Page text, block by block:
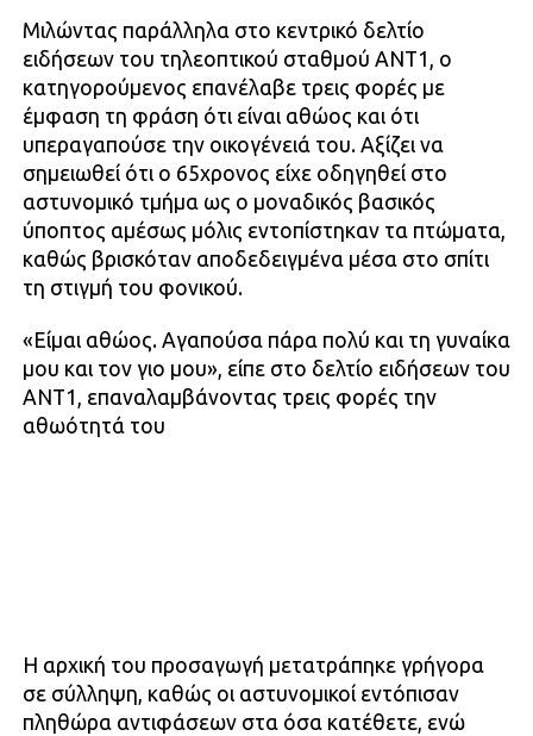
Μιλώντας παράλληλα στο κεντρικό δελτίο
ειδήσεων του τηλεοπτικού σταθμού ΑΝΤ1, ο
κατηγορούμενος επανέλαβε τρεις φορές με
έμφαση τη φράση ότι είναι αθώος και ότι
υπεραγαπούσε την οικογένειά του. Αξίζει να
σημειωθεί ότι ο 65χρονος είχε οδηγηθεί στο
αστυνομικό τμήμα ως ο μοναδικός βασικός
ύποπτος αμέσως μόλις εντοπίστηκαν τα πτώματα,
καθώς βρισκόταν αποδεδειγμένα μέσα στο σπίτι
τη στιγμή του φονικού.
«Είμαι αθώος. Αγαπούσα πάρα πολύ και τη γυναίκα
μου και τον γιο μου», είπε στο δελτίο ειδήσεων του
ΑΝΤ1, επαναλαμβάνοντας τρεις φορές την
αθωότητά του
Η αρχική του προσαγωγή μετατράπηκε γρήγορα
σε σύλληψη, καθώς οι αστυνομικοί εντόπισαν
πληθώρα αντιφάσεων στα όσα κατέθετε, ενώ